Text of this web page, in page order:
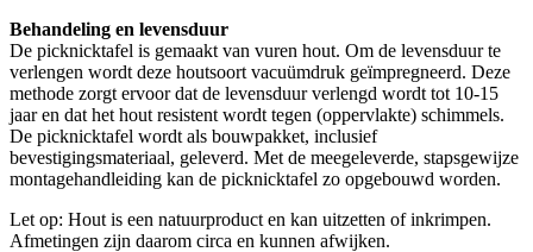
Behandeling en levensduur
De picknicktafel is gemaakt van vuren hout. Om de levensduur te
verlengen wordt deze houtsoort vacuümdruk geïmpregneerd. Deze
methode zorgt ervoor dat de levensduur verlengd wordt tot 10-15
jaar en dat het hout resistent wordt tegen (oppervlakte) schimmels.
De picknicktafel wordt als bouwpakket, inclusief
bevestigingsmateriaal, geleverd. Met de meegeleverde, stapsgewijze
montagehandleiding kan de picknicktafel zo opgebouwd worden.
Let op: Hout is een natuurproduct en kan uitzetten of inkrimpen.
Afmetingen zijn daarom circa en kunnen afwijken.